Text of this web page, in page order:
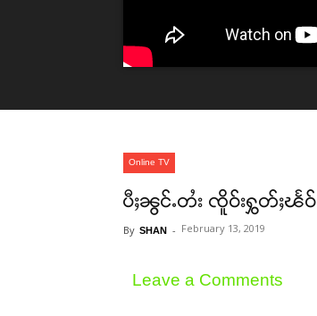
Online TV
ပီႈၼွင်ႉတႆး ၸိူဝ်းႁွတ်ႈၽႅ
By SHAN - February 13, 2019
Leave a Comments